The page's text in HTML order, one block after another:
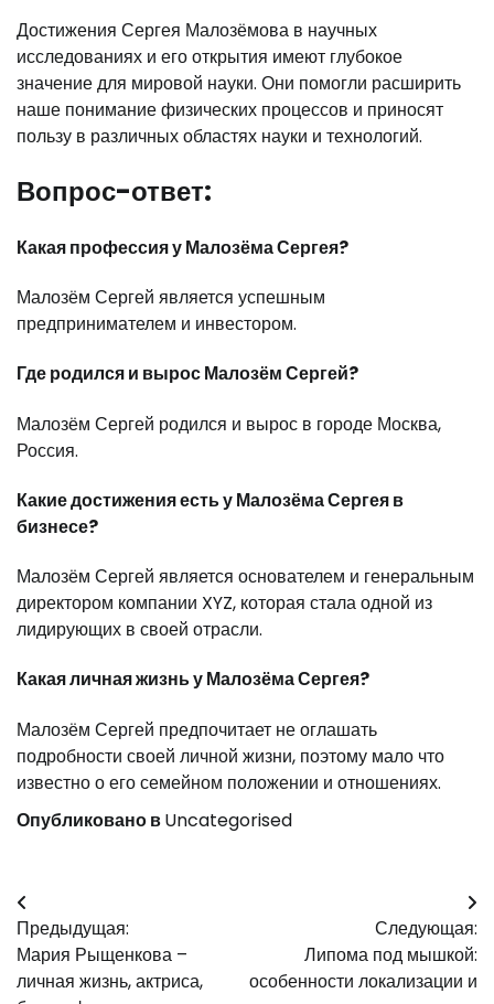
Достижения Сергея Малозёмова в научных
исследованиях и его открытия имеют глубокое
значение для мировой науки. Они помогли расширить
наше понимание физических процессов и приносят
пользу в различных областях науки и технологий.
Вопрос-ответ:
Какая профессия у Малозёма Сергея?
Малозём Сергей является успешным
предпринимателем и инвестором.
Где родился и вырос Малозём Сергей?
Малозём Сергей родился и вырос в городе Москва,
Россия.
Какие достижения есть у Малозёма Сергея в
бизнесе?
Малозём Сергей является основателем и генеральным
директором компании XYZ, которая стала одной из
лидирующих в своей отрасли.
Какая личная жизнь у Малозёма Сергея?
Малозём Сергей предпочитает не оглашать
подробности своей личной жизни, поэтому мало что
известно о его семейном положении и отношениях.
Опубликовано вUncategorised
Навигация
по
записям
Предыдущая:
Мария Рыщенкова –
личная жизнь, актриса,
Следующая:
Липома под мышкой:
особенности локализации и